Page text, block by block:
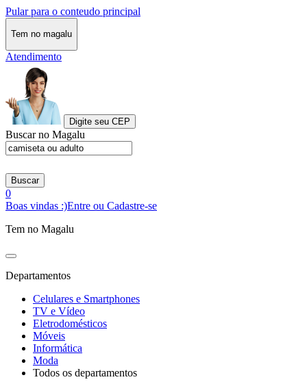
Pular para o conteudo principal
Tem no magalu
Atendimento
Digite seu CEP
Buscar no Magalu
Buscar
0
Boas vindas :)Entre ou Cadastre-se
Tem no Magalu
Departamentos
Celulares e Smartphones
TV e Vídeo
Eletrodomésticos
Móveis
Informática
Moda
Todos os departamentos